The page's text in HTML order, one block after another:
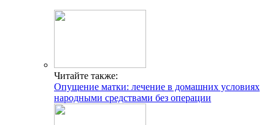
Читайте также:
Опущение матки: лечение в домашних условиях
народными средствами без операции